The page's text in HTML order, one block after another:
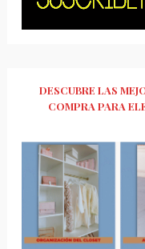
DESCUBRE LAS
COMPRA PARA